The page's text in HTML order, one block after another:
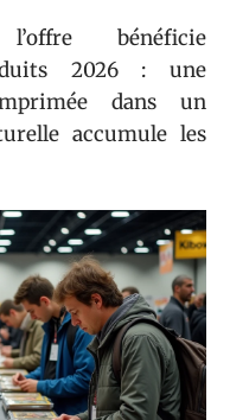
bénéficie
2026 : une
dans un
accumule les